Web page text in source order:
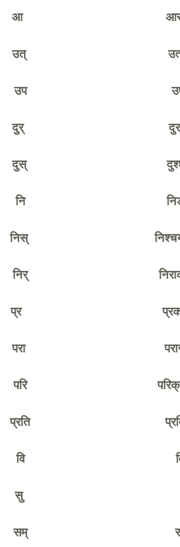
आ
उत्
उप
दुर्
दुस्
नि
निस्
निर्
प्र
परा
परि
प्रति
वि
सु
सम्